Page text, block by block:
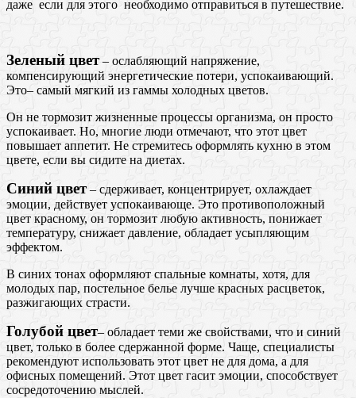
даже если для этого необходимо отправиться в путешествие.
Зеленый цвет– ослабляющий напряжение,
компенсирующий энергетические потери, успокаивающий.
Это– самый мягкий из гаммы холодных цветов.
Он не тормозит жизненные процессы организма, он просто
успокаивает. Но, многие люди отмечают, что этот цвет
повышает аппетит. Не стремитесь оформлять кухню в этом
цвете, если вы сидите на диетах.
Синий цвет – сдерживает, концентрирует, охлаждает
эмоции, действует успокаивающе. Это противоположный
цвет красному, он тормозит любую активность, понижает
температуру, снижает давление, обладает усыпляющим
эффектом.
В синих тонах оформляют спальные комнаты, хотя, для
молодых пар, постельное белье лучше красных расцветок,
разжигающих страсти.
Голубой цвет– обладает теми же свойствами, что и синий
цвет, только в более сдержанной форме. Чаще, специалисты
рекомендуют использовать этот цвет не для дома, а для
офисных помещений. Этот цвет гасит эмоции, способствует
сосредоточению мыслей.